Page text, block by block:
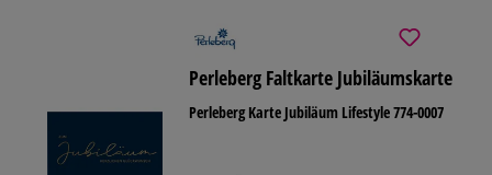
Perleberg Faltkarte Jubiläumskarte
Perleberg Karte Jubiläum Lifestyle 774-0007